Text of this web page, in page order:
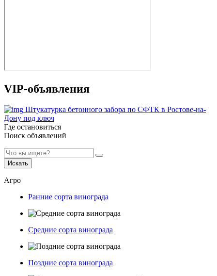
VIP-объявления
Штукатурка бетонного забора по СФТК в Ростове-на-
Дону под ключ
Где остановиться
Поиск объявлений
Искать
Агро
Ранние сорта винограда
Средние сорта винограда
Поздние сорта винограда